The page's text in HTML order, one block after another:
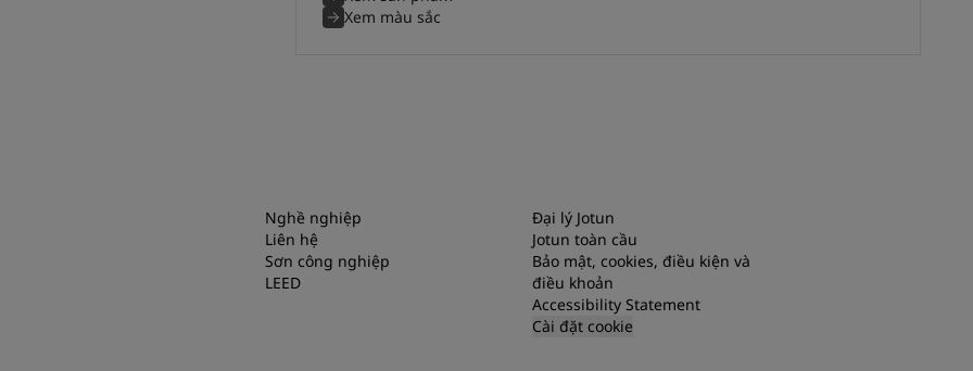
Xem màu sắc
Nghề nghiệp
Liên hệ
Sơn công nghiệp
LEED
Đại lý Jotun
Jotun toàn cầu
Bảo mật, cookies, điều kiện và
điều khoản
Accessibility Statement
Cài đặt cookie